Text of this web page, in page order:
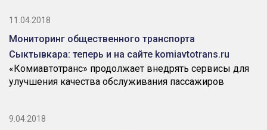
11.04.2018
Мониторинг общественного транспорта
Сыктывкара: теперь и на сайте komiavtotrans.ru
«Комиавтотранс» продолжает внедрять сервисы для
улучшения качества обслуживания пассажиров
9.04.2018